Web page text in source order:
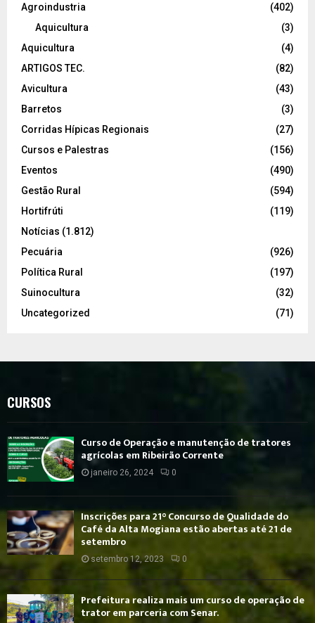
Agroindustria
(402)
Aquicultura
(3)
Aquicultura
(4)
ARTIGOS TEC.
(82)
Avicultura
(43)
Barretos
(3)
Corridas Hípicas Regionais
(27)
Cursos e Palestras
(156)
Eventos
(490)
Gestão Rural
(594)
Hortifrúti
(119)
Notícias (1.812)
Pecuária
(926)
Política Rural
(197)
Suinocultura
(32)
Uncategorized
(71)
CURSOS
Curso de Operação e manutenção de tratores
agrícolas em Ribeirão Corrente
janeiro 26, 2024 0
Inscrições para 21° Concurso de Qualidade do
Café da Alta Mogiana estão abertas até 21 de
setembro
setembro 12, 2023 0
Prefeitura realiza mais um curso de operação de
trator em parceria com Senar.